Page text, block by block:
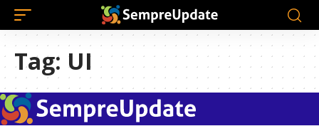
Tag: UI